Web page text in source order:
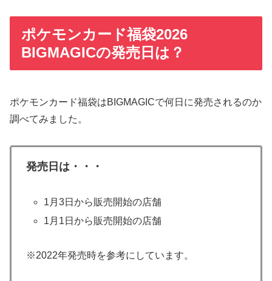
ポケモンカード福袋2026
BIGMAGICの発売日は？
ポケモンカード福袋はBIGMAGICで何日に発売されるのか
調べてみました。
発売日は・・・
1月3日から販売開始の店舗
1月1日から販売開始の店舗
※2022年発売時を参考にしています。